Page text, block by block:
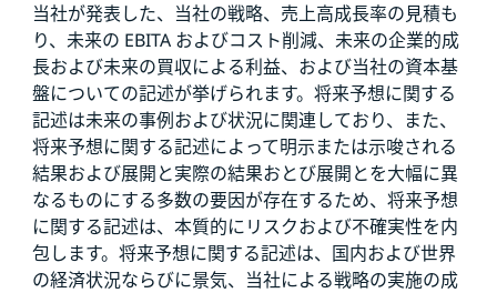
当社が発表した、当社の戦略、売上高成長率の見積も
り、未来の EBITA およびコスト削減、未来の企業的成
長および未来の買収による利益、および当社の資本基
盤についての記述が挙げられます。将来予想に関する
記述は未来の事例および状況に関連しており、また、
将来予想に関する記述によって明示または示唆される
結果および展開と実際の結果おとび展開とを大幅に異
なるものにする多数の要因が存在するため、将来予想
に関する記述は、本質的にリスクおよび不確実性を内
包します。将来予想に関する記述は、国内および世界
の経済状況ならびに景気、当社による戦略の実施の成